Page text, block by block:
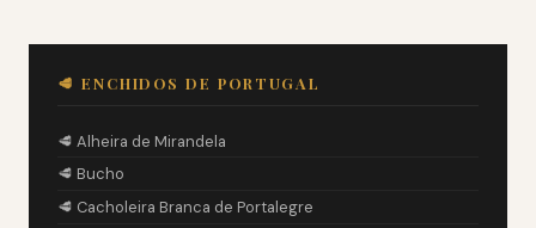
🥩 ENCHIDOS DE PORTUGAL
🥩 Alheira de Mirandela
🥩 Bucho
🥩 Cacholeira Branca de Portalegre